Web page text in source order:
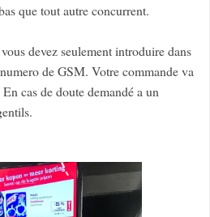
que tout autre concurrent.
devez seulement introduire dans
de GSM. Votre commande va
cas de doute demandé a un